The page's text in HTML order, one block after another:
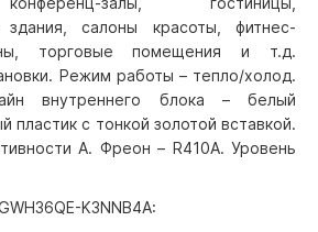
здания, салоны красоты, фитнес-
торговые помещения и т.д.
Режим работы – тепло/холод.
внутреннего блока – белый
пластик с тонкой золотой вставкой.
А. Фреон – R410A. Уровень
K3NNB4A: